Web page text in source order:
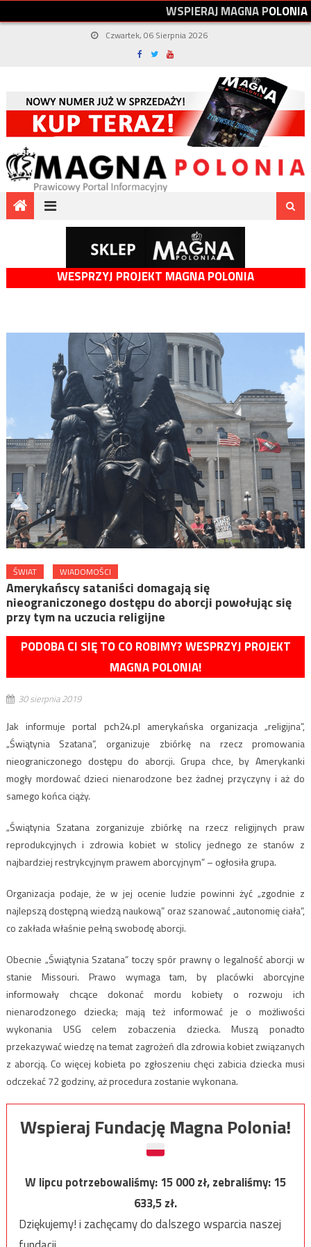
WSPIERAJMAGNAPOLONIA
Czwartek, 06 Sierpnia 2026
WESPRZYJ PROJEKT MAGNA POLONIA
ŚWIAT WIADOMOŚCI
Amerykańscy sataniści domagają się
nieograniczonego dostępu do aborcji powołując się
przy tym na uczucia religijne
PODOBA CI SIĘ TO CO ROBIMY? WESPRZYJ PROJEKT
MAGNA POLONIA!
30 sierpnia 2019
Jak informuje portal pch24.pl amerykańska organizacja „religijna”,
„Świątynia Szatana”, organizuje zbiórkę na rzecz promowania
nieograniczonego dostępu do aborcji. Grupa chce, by Amerykanki
mogły mordować dzieci nienarodzone bez żadnej przyczyny i aż do
samego końca ciąży.
„Świątynia Szatana zorganizuje zbiórkę na rzecz religijnych praw
reprodukcyjnych i zdrowia kobiet w stolicy jednego ze stanów z
najbardziej restrykcyjnym prawem aborcyjnym” – ogłosiła grupa.
Organizacja podaje, że w jej ocenie ludzie powinni żyć „zgodnie z
najlepszą dostępną wiedzą naukową” oraz szanować „autonomię ciała”,
co zakłada właśnie pełną swobodę aborcji.
Obecnie „Świątynia Szatana” toczy spór prawny o legalność aborcji w
stanie Missouri. Prawo wymaga tam, by placówki aborcyjne
informowały chcące dokonać mordu kobiety o rozwoju ich
nienarodzonego dziecka; mają też informować je o możliwości
wykonania USG celem zobaczenia dziecka. Muszą ponadto
przekazywać wiedzę na temat zagrożeń dla zdrowia kobiet związanych
z aborcją. Co więcej kobieta po zgłoszeniu chęci zabicia dziecka musi
odczekać 72 godziny, aż procedura zostanie wykonana.
Wspieraj Fundację Magna Polonia!
W lipcu potrzebowaliśmy:15 000zł, zebraliśmy:15
633,5zł.
Dziękujemy! i zachęcamy do dalszego wsparcia naszej